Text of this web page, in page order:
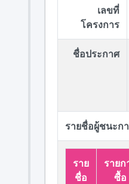
เลขที่
โครงการ
ชื่อประกาศ
รายชื่อผู้ชนะก
ราย
ชื่อ
รายก
ซื้อ